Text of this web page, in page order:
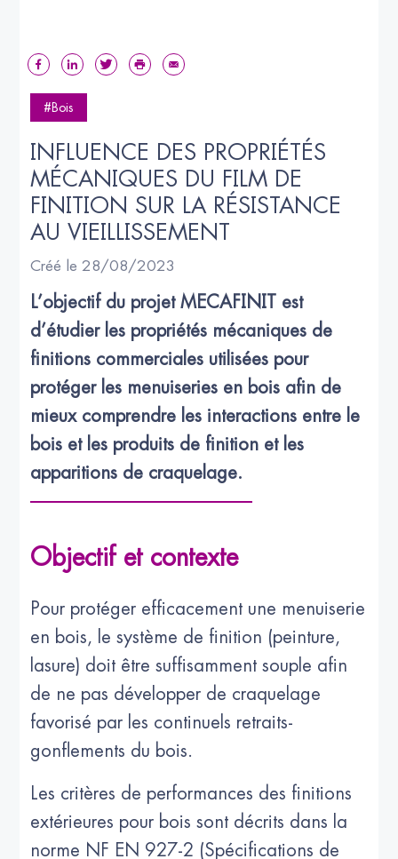
#Bois
INFLUENCE DES PROPRIÉTÉS
MÉCANIQUES DU FILM DE
FINITION SUR LA RÉSISTANCE
AU VIEILLISSEMENT
Créé le 28/08/2023
L’objectif du projet MECAFINIT est
d’étudier les propriétés mécaniques de
finitions commerciales utilisées pour
protéger les menuiseries en bois afin de
mieux comprendre les interactions entre le
bois et les produits de finition et les
apparitions de craquelage.
Objectif et contexte
Pour protéger efficacement une menuiserie
en bois, le système de finition (peinture,
lasure) doit être suffisamment souple afin
de ne pas développer de craquelage
favorisé par les continuels retraits-
gonflements du bois.
Les critères de performances des finitions
extérieures pour bois sont décrits dans la
norme NF EN 927-2 (Spécifications de